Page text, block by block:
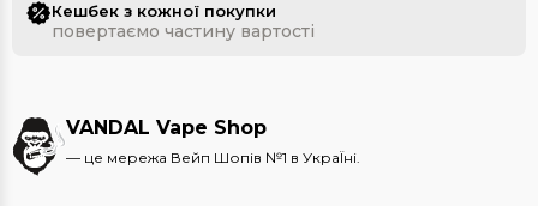
Кешбек з кожної покупки
повертаємо частину вартості
VANDAL Vape Shop
— це мережа Вейп Шопів №1 в УкраЇні.